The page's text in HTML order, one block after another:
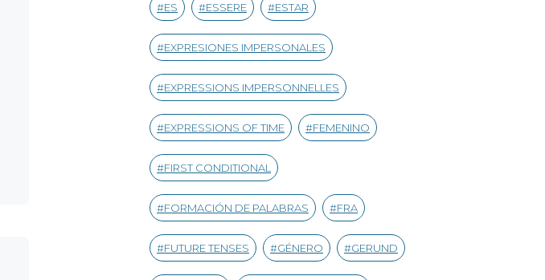
ES ESSERE ESTAR
EXPRESIONES IMPERSONALES
EXPRESSIONS IMPERSONNELLES
EXPRESSIONS OF TIME FEMENINO
FIRST CONDITIONAL
FORMACIÓN DE PALABRAS FRA
FUTURE TENSES GÉNERO GERUND